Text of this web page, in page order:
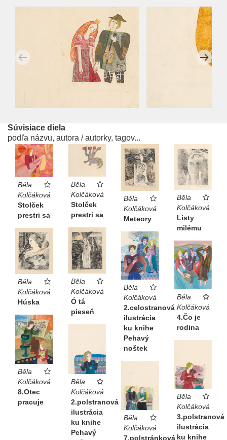
Súvisiace diela
podľa názvu, autora / autorky, tagov...
Běla
Kolčáková
Stolček
prestri sa
Běla
Kolčáková
Stolček
prestri sa
Běla
Kolčáková
Meteory
Běla
Kolčáková
Listy
milému
Běla
Kolčáková
Ó tá
pieseň
Běla
Kolčáková
Húska
Běla
Kolčáková
2.celostranová
ilustrácia
ku knihe
Pehavý
noštek
Běla
Kolčáková
4.Čo je
rodina
Běla
Kolčáková
8.Otec
pracuje
Běla
Kolčáková
2.polstranová
ilustrácia
ku knihe
Pehavý
Běla
Kolčáková
3.polstranová
ilustrácia
ku knihe
Běla
Kolčáková
7.polstránková